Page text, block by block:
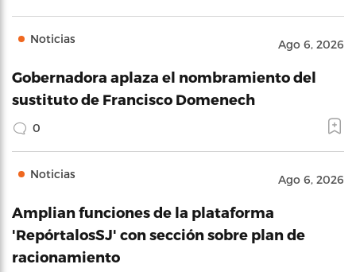
Noticias Ago 6, 2026
Gobernadora aplaza el nombramiento del
sustituto de Francisco Domenech
0
Noticias Ago 6, 2026
Amplian funciones de la plataforma
'RepórtalosSJ' con sección sobre plan de
racionamiento